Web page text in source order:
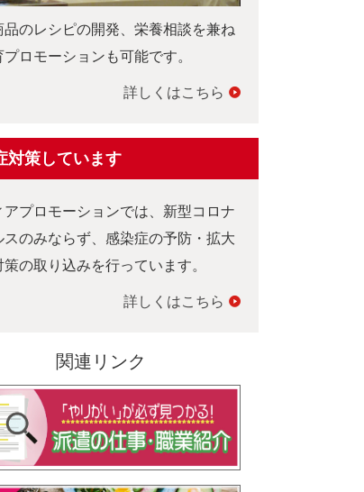
品のレシピの開発、栄養相談を兼ね
ロモーションも可能です。
詳しくはこちら
対策しています
アプロモーションでは、新型コロナ
スのみならず、感染症の予防・拡大
の取り込みを行っています。
詳しくはこちら
関連リンク